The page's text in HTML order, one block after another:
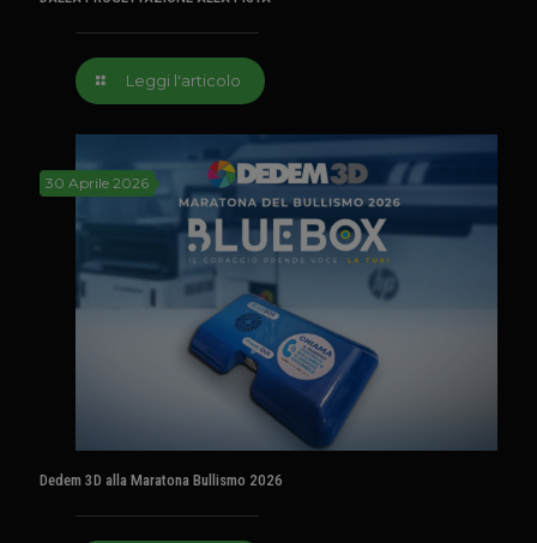
Leggi l'articolo
30 Aprile 2026
Dedem 3D alla Maratona Bullismo 2026